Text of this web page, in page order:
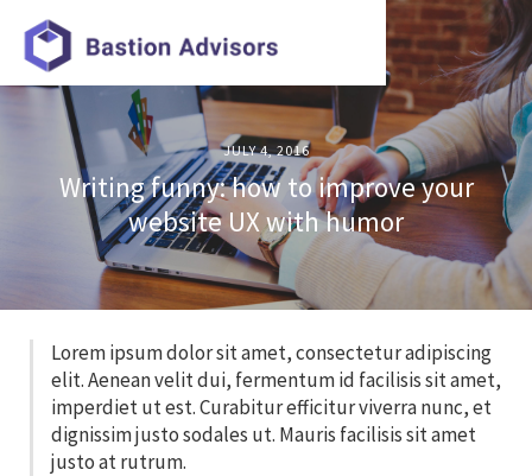
JULY 4, 2016
Writing funny: how to improve your
website UX with humor
Lorem ipsum dolor sit amet, consectetur adipiscing
elit. Aenean velit dui, fermentum id facilisis sit amet,
imperdiet ut est. Curabitur efficitur viverra nunc, et
dignissim justo sodales ut. Mauris facilisis sit amet
justo at rutrum.